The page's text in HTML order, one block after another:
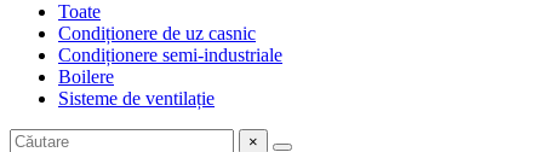
Toate
Condiționere de uz casnic
Condiționere semi-industriale
Boilere
Sisteme de ventilație
×